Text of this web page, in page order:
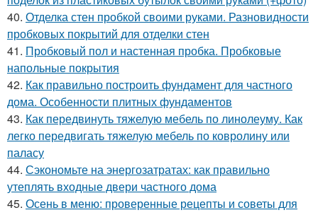
40. Отделка стен пробкой своими руками. Разновидности
пробковых покрытий для отделки стен
41. Пробковый пол и настенная пробка. Пробковые
напольные покрытия
42. Как правильно построить фундамент для частного
дома. Особенности плитных фундаментов
43. Как передвинуть тяжелую мебель по линолеуму. Как
легко передвигать тяжелую мебель по ковролину или
паласу
44. Сэкономьте на энергозатратах: как правильно
утеплять входные двери частного дома
45. Осень в меню: проверенные рецепты и советы для